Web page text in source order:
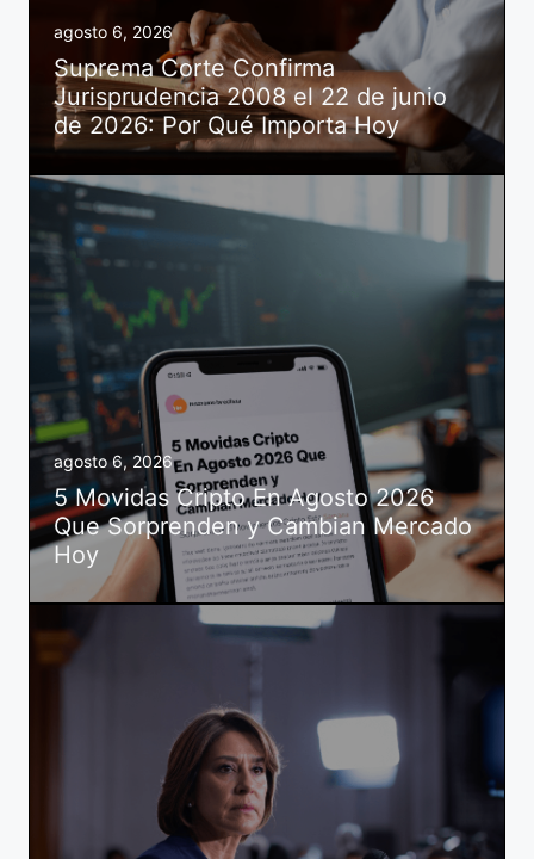
agosto 6, 2026
Suprema Corte Confirma
Jurisprudencia 2008 el 22 de junio
de 2026: Por Qué Importa Hoy
agosto 6, 2026
5 Movidas Cripto En Agosto 2026
Que Sorprenden y Cambian Mercado
Hoy